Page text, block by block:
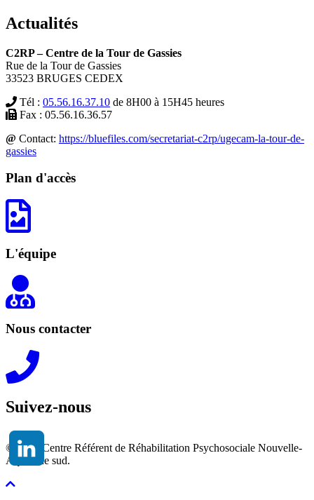
Actualités
C2RP – Centre de la Tour de Gassies
Rue de la Tour de Gassies
33523 BRUGES CEDEX
Tél : 05.56.16.37.10 de 8H00 à 15H45 heures
Fax : 05.56.16.36.57
@ Contact: https://bluefiles.com/secretariat-c2rp/ugecam-la-tour-de-
gassies
Plan d'accès
L'équipe
Nous contacter
Suivez-nous
© 2026 Centre Référent de Réhabilitation Psychosociale Nouvelle-
Aquitaine sud.